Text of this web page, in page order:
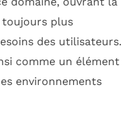
toujours plus
des utilisateurs.
comme un élément
environnements